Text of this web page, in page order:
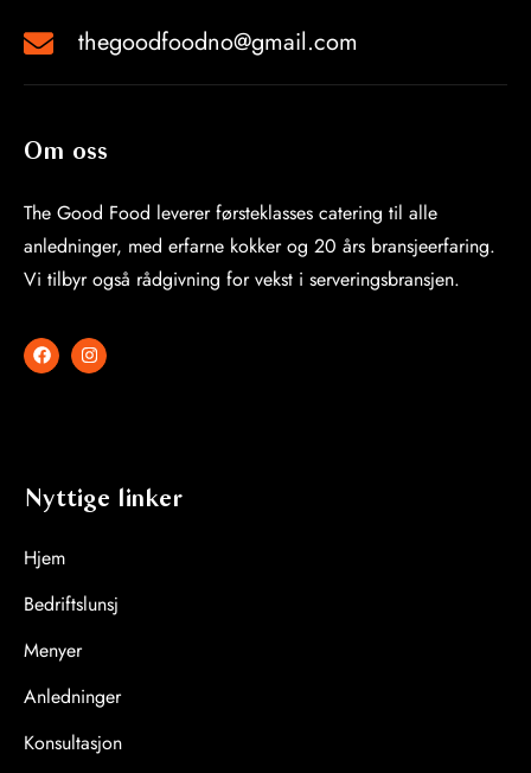
thegoodfoodno@gmail.com
Om oss
The Good Food leverer førsteklasses catering til alle
anledninger, med erfarne kokker og 20 års bransjeerfaring.
Vi tilbyr også rådgivning for vekst i serveringsbransjen.
Nyttige linker
Hjem
Bedriftslunsj
Menyer
Anledninger
Konsultasjon